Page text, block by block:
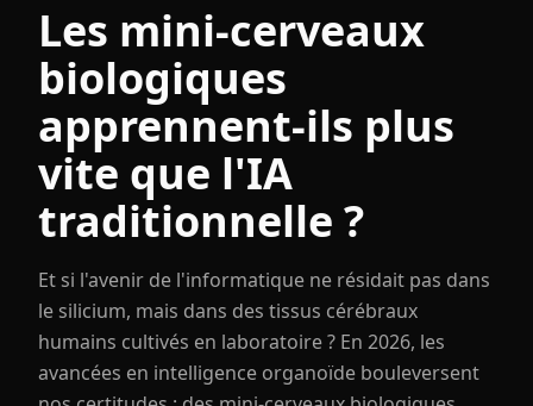
Les mini-cerveaux
biologiques
apprennent-ils plus
vite que l'IA
traditionnelle ?
Et si l'avenir de l'informatique ne résidait pas dans
le silicium, mais dans des tissus cérébraux
humains cultivés en laboratoire ? En 2026, les
avancées en intelligence organoïde bouleversent